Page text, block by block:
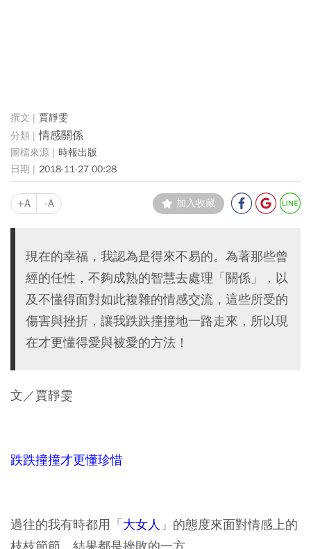
賈靜雯
情感關係
時報出版
2018-11-27 00:28
+A -A 加入收藏
現在的幸福，我認為是得來不易的。為著那些曾
經的任性，不夠成熟的智慧去處理「關係」，以
及不懂得面對如此複雜的情感交流，這些所受的
傷害與挫折，讓我跌跌撞撞地一路走來，所以現
在才更懂得愛與被愛的方法！
文／賈靜雯
跌跌撞撞才更懂珍惜
過往的我有時都用「大女人 」的態度來面對情感上的
枝枝節節，結果都是挫敗的一方。